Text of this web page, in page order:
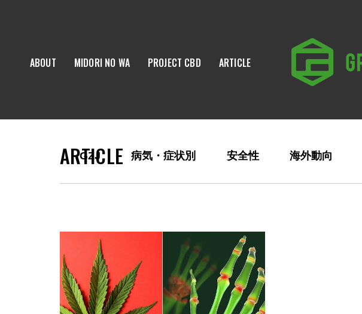
ABOUT MIDORI NO WA PROJECT CBD ARTICLE
ARTICLE
GZJ 病気・症状別 安全性 海外動向